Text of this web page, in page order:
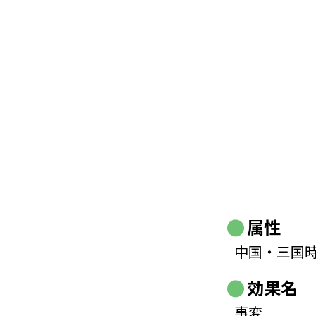
属性
中国・三国
効果名